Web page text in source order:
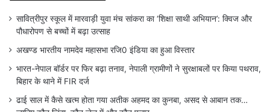
सावित्रीपुर स्कूल में मारवाड़ी युवा मंच सांकरा का ‘शिक्षा साथी अभियान’: क्विज और
पौधारोपण से बच्चों में बढ़ा उत्साह
अखण्ड भारतीय नामदेव महासभा रजि0 इंडिया का हुआ विस्तार
भारत-नेपाल बॉर्डर पर फिर बढ़ा तनाव, नेपाली ग्रामीणों ने सुरक्षाबलों पर किया पथराव,
बिहार के थाने में FIR दर्ज
ढाई साल में कैसे खत्म होता गया अतीक अहमद का कुनबा, असद से आबान तक…